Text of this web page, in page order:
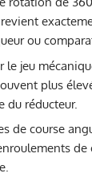
ou
le jeu
plus
du réducteur.
de course